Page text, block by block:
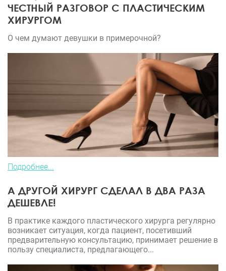
ЧЕСТНЫЙ РАЗГОВОР С ПЛАСТИЧЕСКИМ
ХИРУРГОМ
О чем думают девушки в примерочной?
Подробнее...
А ДРУГОЙ ХИРУРГ СДЕЛАЛ В ДВА РАЗА
ДЕШЕВЛЕ!
В практике каждого пластического хирурга регулярно
возникает ситуация, когда пациент, посетивший
предварительную консультацию, принимает решение в
пользу специалиста, предлагающего...